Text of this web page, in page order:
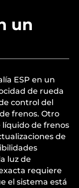
un
ESP en un
de rueda
control del
frenos. Otro
de frenos
de
luz de
requiere
el sistema está